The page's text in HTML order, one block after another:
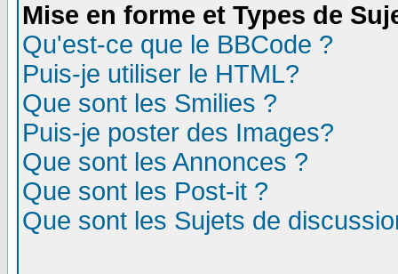
Mise en forme et Types de
Qu'est-ce que le BBCode ?
Puis-je utiliser le HTML?
Que sont les Smilies ?
Puis-je poster des Images?
Que sont les Annonces ?
Que sont les Post-it ?
Que sont les Sujets de